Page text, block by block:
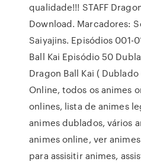
qualidade!!! STAFF
Download. Marcadores:
Saiyajins. Episódios 001-
Ball Kai Episódio 50
Dragon Ball Kai (
Online, todos os animes
onlines, lista de animes
animes dublados, vários
animes online, ver
para assisitir animes,